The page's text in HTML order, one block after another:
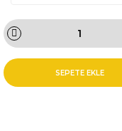
SEPETE EKLE